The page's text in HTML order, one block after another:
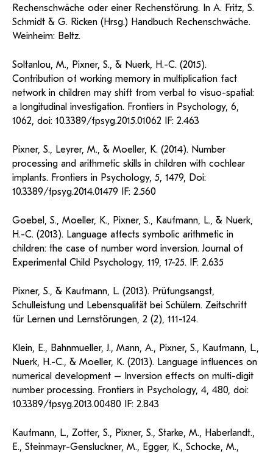
Rechenschwäche oder einer Rechenstörung. In A. Fritz, S.
Schmidt & G. Ricken (Hrsg.) Handbuch Rechenschwäche.
Weinheim: Beltz.
Soltanlou, M., Pixner, S., & Nuerk, H.-C. (2015).
Contribution of working memory in multiplication fact
network in children may shift from verbal to visuo-spatial:
a longitudinal investigation. Frontiers in Psychology, 6,
1062, doi: 10.3389/fpsyg.2015.01062 IF: 2.463
Pixner, S., Leyrer, M., & Moeller, K. (2014). Number
processing and arithmetic skills in children with cochlear
implants. Frontiers in Psychology, 5, 1479, Doi:
10.3389/fpsyg.2014.01479 IF: 2.560
Goebel, S., Moeller, K., Pixner, S., Kaufmann, L., & Nuerk,
H.-C. (2013). Language affects symbolic arithmetic in
children: the case of number word inversion. Journal of
Experimental Child Psychology, 119, 17-25. IF: 2.635
Pixner, S., & Kaufmann, L. (2013). Prüfungsangst,
Schulleistung und Lebensqualität bei Schülern. Zeitschrift
für Lernen und Lernstörungen, 2 (2), 111-124.
Klein, E., Bahnmueller, J., Mann, A., Pixner, S., Kaufmann, L.,
Nuerk, H.-C., & Moeller, K. (2013). Language influences on
numerical development – Inversion effects on multi-digit
number processing. Frontiers in Psychology, 4, 480, doi:
10.3389/fpsyg.2013.00480 IF: 2.843
Kaufmann, L., Zotter, S., Pixner, S., Starke, M., Haberlandt.,
E., Steinmayr-Gensluckner, M., Egger, K., Schocke, M.,